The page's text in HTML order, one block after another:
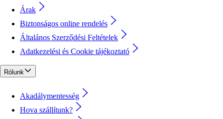
Árak
Biztonságos online rendelés
Általános Szerződési Feltételek
Adatkezelési és Cookie tájékoztató
Rólunk
Akadálymentesség
Hova szállítunk?